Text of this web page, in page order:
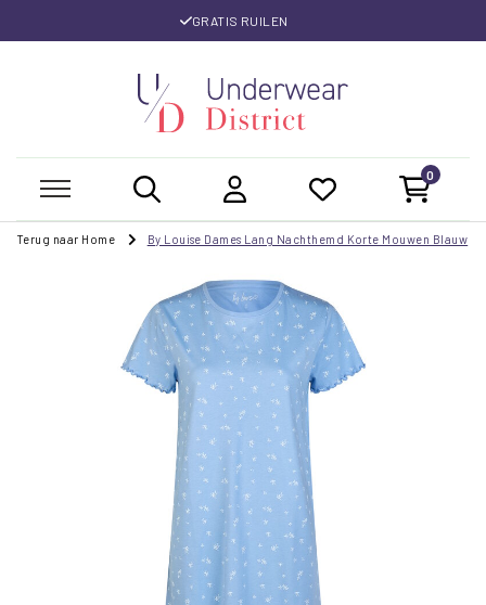
GRATIS RUILEN
0
Terug naar Home By Louise Dames Lang Nachthemd Korte Mouwen Blauw